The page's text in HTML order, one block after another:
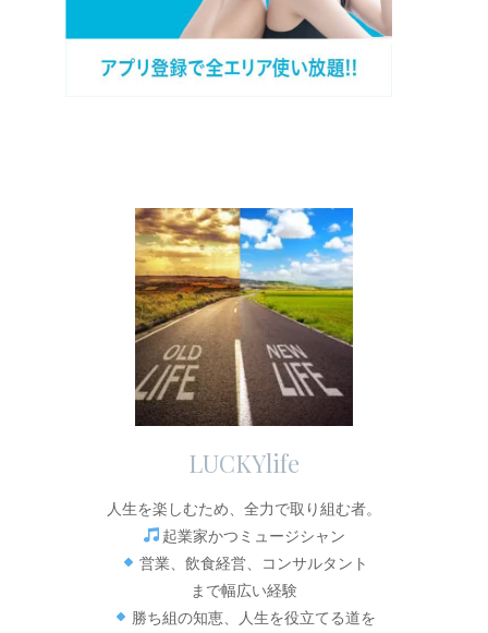
LUCKYlife
人生を楽しむため、全力で取り組む者。
起業家かつミュージシャン
営業、飲食経営、コンサルタント
まで幅広い経験
勝ち組の知恵、人生を役立てる道を